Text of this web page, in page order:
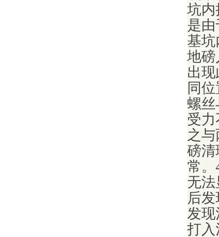
坑内
是
基
地磅
出
同
螺丝
受
之
磅清
常
无
后
发
打入